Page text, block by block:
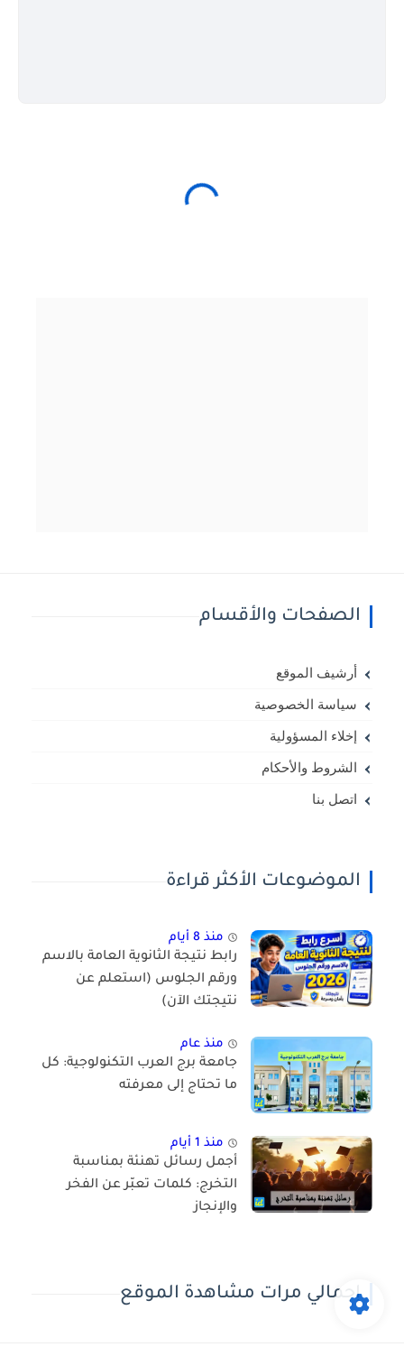
الصفحات والأقسام
أرشيف الموقع
سياسة الخصوصية
إخلاء المسؤولية
الشروط والأحكام
اتصل بنا
الموضوعات الأكثر قراءة
منذ 8 أيام
رابط نتيجة الثانوية العامة بالاسم
ورقم الجلوس (استعلم عن
نتيجتك الآن)
منذ عام
جامعة برج العرب التكنولوجية: كل
ما تحتاج إلى معرفته
منذ 1 أيام
أجمل رسائل تهنئة بمناسبة
التخرج: كلمات تعبّر عن الفخر
والإنجاز
إجمالي مرات مشاهدة الموقع